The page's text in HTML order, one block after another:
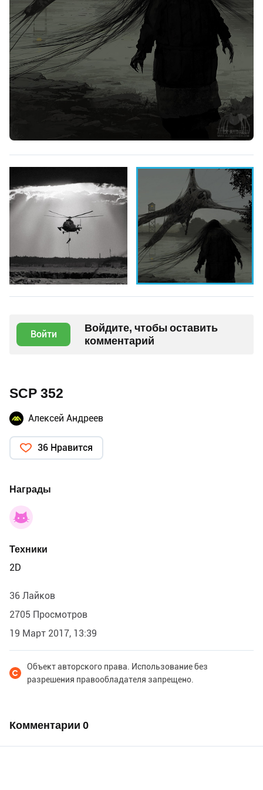
Войти
Войдите, чтобы оставить
комментарий
SCP 352
Алексей Андреев
36 Нравится
Награды
Техники
2D
36 Лайков
2705 Просмотров
19 Март 2017, 13:39
Объект авторского права. Использование без
разрешения правообладателя запрещено.
Комментарии 0